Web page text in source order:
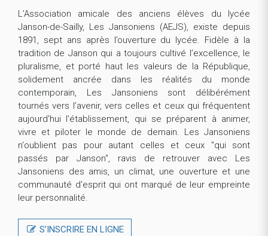
L’Association amicale des anciens élèves du lycée
Janson-de-Sailly, Les Jansoniens (AEJS), existe depuis
1891, sept ans après l’ouverture du lycée. Fidèle à la
tradition de Janson qui a toujours cultivé l’excellence, le
pluralisme, et porté haut les valeurs de la République,
solidement ancrée dans les réalités du monde
contemporain, Les Jansoniens sont délibérément
tournés vers l’avenir, vers celles et ceux qui fréquentent
aujourd'hui l'établissement, qui se préparent à animer,
vivre et piloter le monde de demain. Les Jansoniens
n'oublient pas pour autant celles et ceux "qui sont
passés par Janson", ravis de retrouver avec Les
Jansoniens des amis, un climat, une ouverture et une
communauté d'esprit qui ont marqué de leur empreinte
leur personnalité.
S’INSCRIRE EN LIGNE